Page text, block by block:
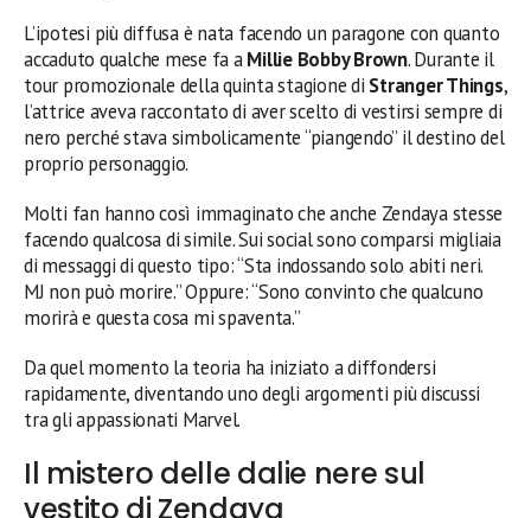
L’ipotesi più diffusa è nata facendo un paragone con quanto
accaduto qualche mese fa aMillie Bobby Brown. Durante il
tour promozionale della quinta stagione di Stranger Things,
l’attrice aveva raccontato di aver scelto di vestirsi sempre di
nero perché stava simbolicamente “piangendo” il destino del
proprio personaggio.
Molti fan hanno così immaginato che anche Zendaya stesse
facendo qualcosa di simile. Sui social sono comparsi migliaia
di messaggi di questo tipo: “Sta indossando solo abiti neri.
MJ non può morire.” Oppure: “Sono convinto che qualcuno
morirà e questa cosa mi spaventa.”
Da quel momento la teoria ha iniziato a diffondersi
rapidamente, diventando uno degli argomenti più discussi
tra gli appassionati Marvel.
Il mistero delle dalie nere sul
vestito di Zendaya